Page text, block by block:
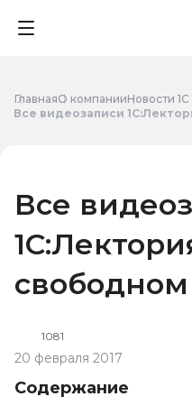
ГлавнаяО компанииНовости
Все видеозаписи
Все
свободном
1081
20 февраля 2017
Содержание